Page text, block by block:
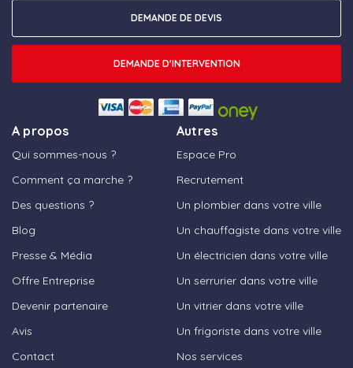
A propos
Qui sommes-nous ?
Comment ça marche ?
Des questions ?
Blog
Presse & Média
Offre Entreprise
Devenir partenaire
Avis
Contact
Autres
Espace Pro
Recrutement
Un plombier dans votre ville
Un chauffagiste dans votre ville
Un électricien dans votre ville
Un serrurier dans votre ville
Un vitrier dans votre ville
Un frigoriste dans votre ville
Nos services
DEMANDE DE DEVIS
DEMANDE D'INTERVENTION